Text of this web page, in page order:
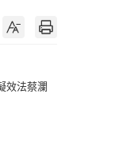
效法蔡瀾